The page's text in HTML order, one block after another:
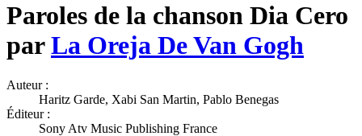
Paroles de la chanson Dia Cero
parLa Oreja De Van Gogh
Auteur :
Haritz Garde, Xabi San Martin, Pablo Benegas
Éditeur :
Sony Atv Music Publishing France